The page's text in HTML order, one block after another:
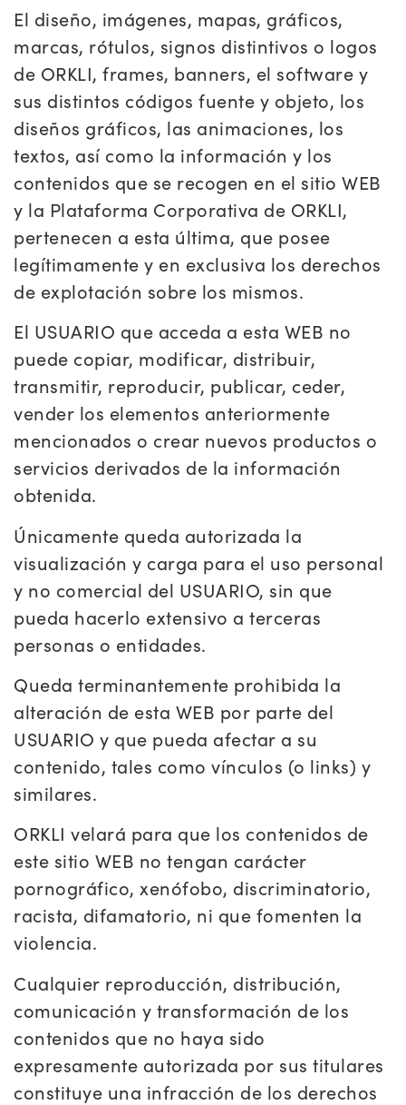
El diseño, imágenes, mapas, gráficos,
marcas, rótulos, signos distintivos o logos
de ORKLI, frames, banners, el software y
sus distintos códigos fuente y objeto, los
diseños gráficos, las animaciones, los
textos, así como la información y los
contenidos que se recogen en el sitio WEB
y la Plataforma Corporativa de ORKLI,
pertenecen a esta última, que posee
legítimamente y en exclusiva los derechos
de explotación sobre los mismos.
El USUARIO que acceda a esta WEB no
puede copiar, modificar, distribuir,
transmitir, reproducir, publicar, ceder,
vender los elementos anteriormente
mencionados o crear nuevos productos o
servicios derivados de la información
obtenida.
Únicamente queda autorizada la
visualización y carga para el uso personal
y no comercial del USUARIO, sin que
pueda hacerlo extensivo a terceras
personas o entidades.
Queda terminantemente prohibida la
alteración de esta WEB por parte del
USUARIO y que pueda afectar a su
contenido, tales como vínculos (o links) y
similares.
ORKLI velará para que los contenidos de
este sitio WEB no tengan carácter
pornográfico, xenófobo, discriminatorio,
racista, difamatorio, ni que fomenten la
violencia.
Cualquier reproducción, distribución,
comunicación y transformación de los
contenidos que no haya sido
expresamente autorizada por sus titulares
constituye una infracción de los derechos